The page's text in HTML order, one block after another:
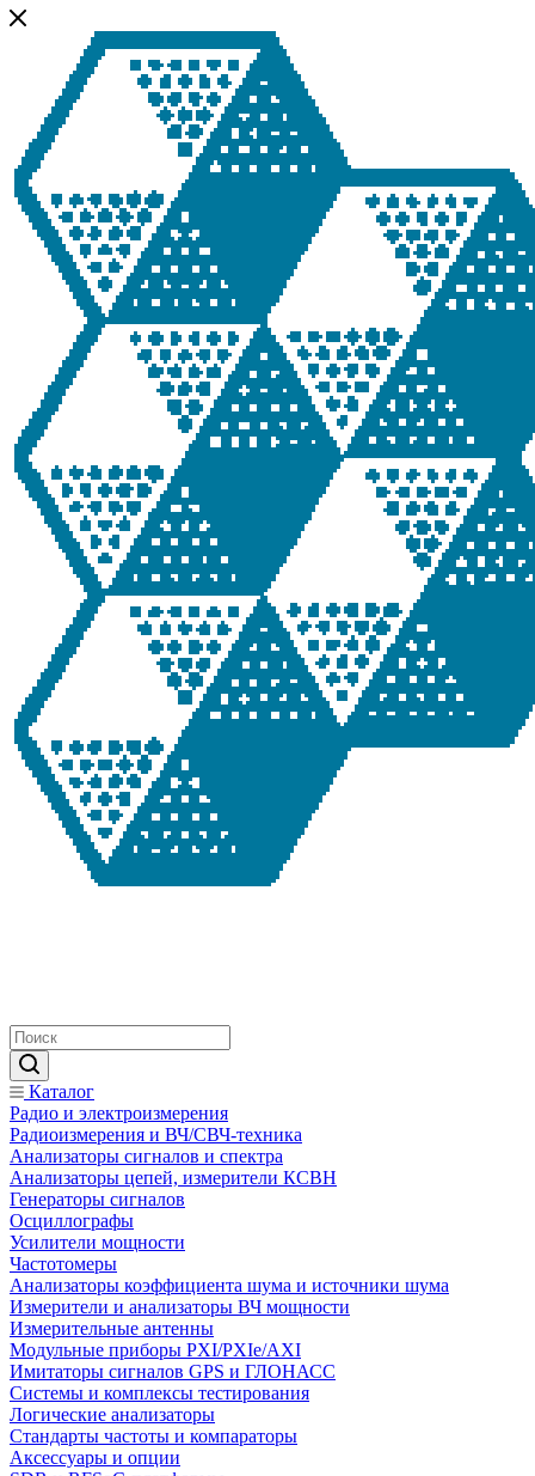
Каталог
Радио и электроизмерения
Радиоизмерения и ВЧ/СВЧ-техника
Анализаторы сигналов и спектра
Анализаторы цепей, измерители КСВН
Генераторы сигналов
Осциллографы
Усилители мощности
Частотомеры
Анализаторы коэффициента шума и источники шума
Измерители и анализаторы ВЧ мощности
Измерительные антенны
Модульные приборы PXI/PXIe/AXI
Имитаторы сигналов GPS и ГЛОНАСС
Системы и комплексы тестирования
Логические анализаторы
Стандарты частоты и компараторы
Аксессуары и опции